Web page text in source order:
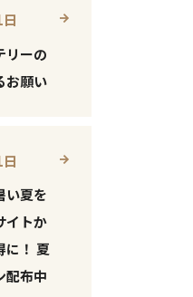
リーの
お願い
い夏を
イトか
に！ 夏
配布中